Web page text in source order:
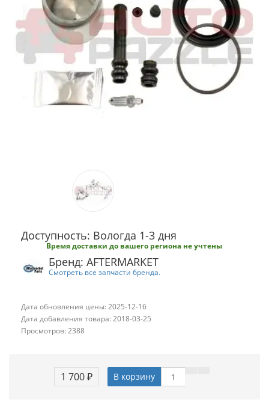
Доступность: Вологда 1-3 дня
Время доставки до вашего региона не учтены
Бренд: AFTERMARKET
Смотреть все запчасти бренда.
Дата обновления цены: 2025-12-16
Дата добавления товара: 2018-03-25
Просмотров: 2388
1 700 ₽ В корзину